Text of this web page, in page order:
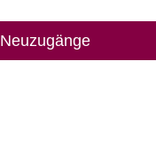
Neuzugänge